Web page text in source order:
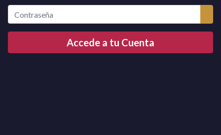
Contraseña
Accede a tu Cuenta